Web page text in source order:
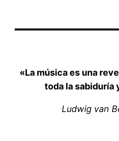
«La música es una
toda la sabiduría
Ludwig van